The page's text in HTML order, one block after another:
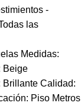
-
las
Medidas:
Beige
Brillante Calidad:
Piso Metros